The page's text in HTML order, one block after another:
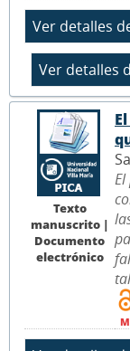
Texto
manuscrito |
Documento
electrónico